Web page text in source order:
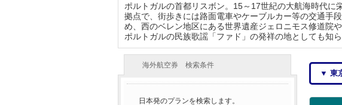
ポルトガルの首都リスボン。15～17世紀の大航海時代
拠点で、街歩きには路面電車やケーブルカー等の交通手
め、西のベレン地区にある世界遺産ジェロニモス修道院
ポルトガルの民族歌謡「ファド」の発祥の地としても知
▼ 東
海外航空券 検索条件
日本発のプランを検索します。